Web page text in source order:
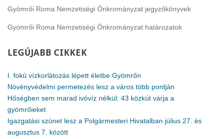
Gyömrői Roma Nemzetiségi Önkrományzat jegyzőkönyvek
Gyömrői Roma Nemzetiségi Önkrományzat határozatok
LEGÚJABB CIKKEK
I. fokú vízkorlátozás lépett életbe Gyömrőn
Növényvédelmi permetezés lesz a város több pontján
Hőségben sem marad ivóvíz nélkül: 43 közkút várja a
gyömrőieket
Igazgatási szünet lesz a Polgármesteri Hivatalban július 27. és
augusztus 7. között